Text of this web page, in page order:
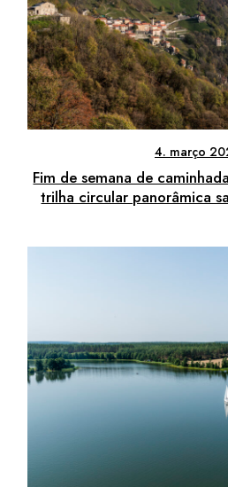
4. março
Fim de semana de
trilha circular panorâmica